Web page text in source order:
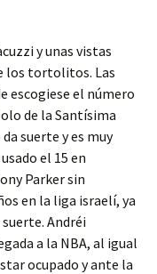
y unas vistas
los tortolitos. Las
escogiese el número
de la Santísima
suerte y es muy
el 15 en
Parker sin
en la liga israelí, ya
Andréi
a la NBA, al igual
ocupado y ante la